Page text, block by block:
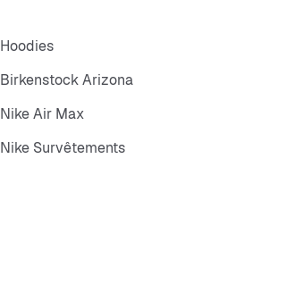
Hoodies
Birkenstock Arizona
Nike Air Max
Nike Survêtements